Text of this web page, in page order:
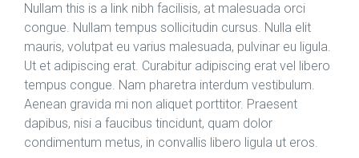
Nullam this is a link nibh facilisis, at malesuada orci
congue. Nullam tempus sollicitudin cursus. Nulla elit
mauris, volutpat eu varius malesuada, pulvinar eu ligula.
Ut et adipiscing erat. Curabitur adipiscing erat vel libero
tempus congue. Nam pharetra interdum vestibulum.
Aenean gravida mi non aliquet porttitor. Praesent
dapibus, nisi a faucibus tincidunt, quam dolor
condimentum metus, in convallis libero ligula ut eros.